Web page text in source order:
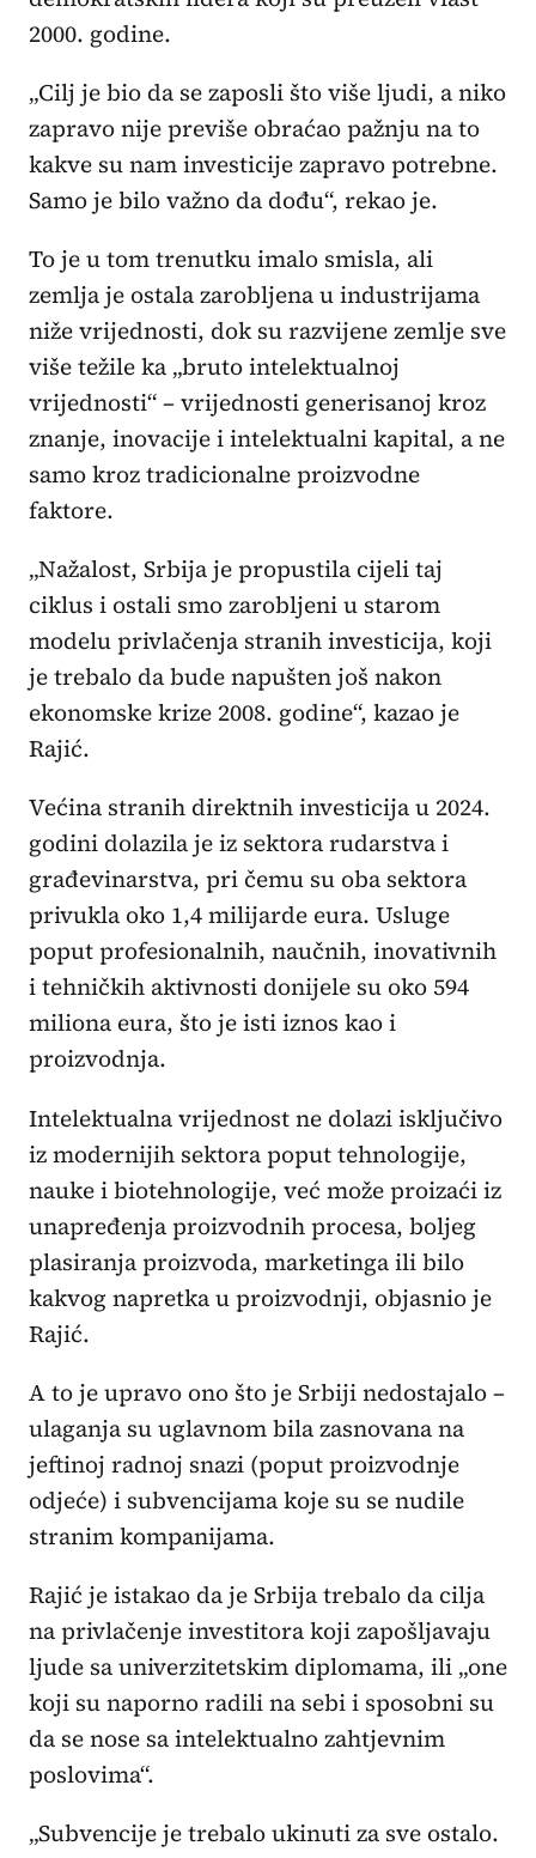
2000. godine.
„Cilj je bio da se zaposli što više ljudi, a niko
zapravo nije previše obraćao pažnju na to
kakve su nam investicije zapravo potrebne.
Samo je bilo važno da dođu“, rekao je.
To je u tom trenutku imalo smisla, ali
zemlja je ostala zarobljena u industrijama
niže vrijednosti, dok su razvijene zemlje sve
više težile ka „bruto intelektualnoj
vrijednosti“ – vrijednosti generisanoj kroz
znanje, inovacije i intelektualni kapital, a ne
samo kroz tradicionalne proizvodne
faktore.
„Nažalost, Srbija je propustila cijeli taj
ciklus i ostali smo zarobljeni u starom
modelu privlačenja stranih investicija, koji
je trebalo da bude napušten još nakon
ekonomske krize 2008. godine“, kazao je
Rajić.
Većina stranih direktnih investicija u 2024.
godini dolazila je iz sektora rudarstva i
građevinarstva, pri čemu su oba sektora
privukla oko 1,4 milijarde eura. Usluge
poput profesionalnih, naučnih, inovativnih
i tehničkih aktivnosti donijele su oko 594
miliona eura, što je isti iznos kao i
proizvodnja.
Intelektualna vrijednost ne dolazi isključivo
iz modernijih sektora poput tehnologije,
nauke i biotehnologije, već može proizaći iz
unapređenja proizvodnih procesa, boljeg
plasiranja proizvoda, marketinga ili bilo
kakvog napretka u proizvodnji, objasnio je
Rajić.
A to je upravo ono što je Srbiji nedostajalo –
ulaganja su uglavnom bila zasnovana na
jeftinoj radnoj snazi (poput proizvodnje
odjeće) i subvencijama koje su se nudile
stranim kompanijama.
Rajić je istakao da je Srbija trebalo da cilja
na privlačenje investitora koji zapošljavaju
ljude sa univerzitetskim diplomama, ili „one
koji su naporno radili na sebi i sposobni su
da se nose sa intelektualno zahtjevnim
poslovima“.
„Subvencije je trebalo ukinuti za sve ostalo.